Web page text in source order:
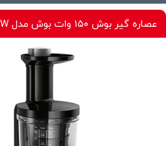
عصاره گیر بوش 150 وات بوش مدل MESM500W